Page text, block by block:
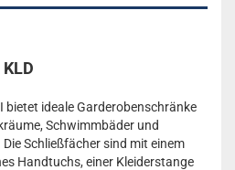
bietet ideale Garderobenschränke
Schwimmbäder und
Schließfächer sind mit einem
Handtuchs, einer Kleiderstange